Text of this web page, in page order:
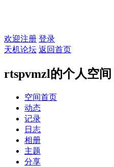
欢迎注册 登录
天机论坛 返回首页
rtspvmzl的个人空间
空间首页
动态
记录
日志
相册
主题
分享